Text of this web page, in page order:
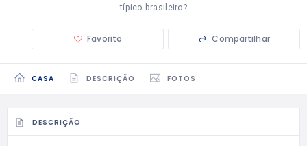
típico brasileiro?
Favorito Compartilhar
CASA DESCRIÇÃO FOTOS
DESCRIÇÃO